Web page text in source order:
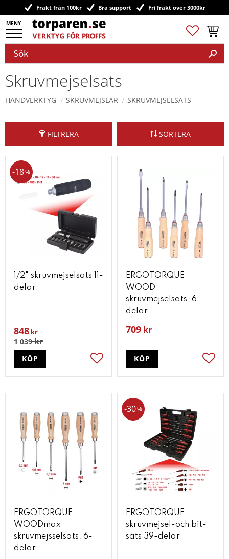
Meny
Frakt från 100kr Bra support Fri frakt över 3000kr
Favoriter
Skruvmejselsats
HANDVERKTYG SKRUVMEJSLAR SKRUVMEJSELSATS
FILTRERA SORTERA
1/2" skruvmejselsats 11-
delar
848 kr
1 039kr
18%
Lägg till i favoriter
KÖP
ERGOTORQUE
WOOD
skruvmejselsats. 6-
delar
709 kr
KÖP
ERGOTORQUE
WOODmax
skruvmejsselsats. 6-
delar
ERGOTORQUE
skruvmejsel-och bit-
sats 39-delar
30%